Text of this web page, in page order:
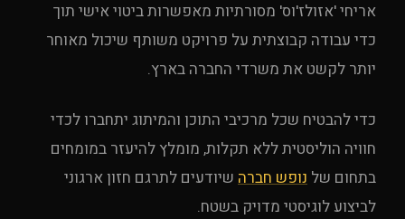
אריחי 'אזולז'וס' מסורתיות מאפשרות ביטוי אישי תוך
כדי עבודה קבוצתית על פרויקט משותף שיכול מאוחר
יותר לקשט את משרדי החברה בארץ.
כדי להבטיח שכל מרכיבי התוכן והמיתוג יתחברו לכדי
חוויה הוליסטית ללא תקלות, מומלץ להיעזר במומחים
בתחום של נופש חברה שיודעים לתרגם חזון ארגוני
לביצוע לוגיסטי מדויק בשטח.